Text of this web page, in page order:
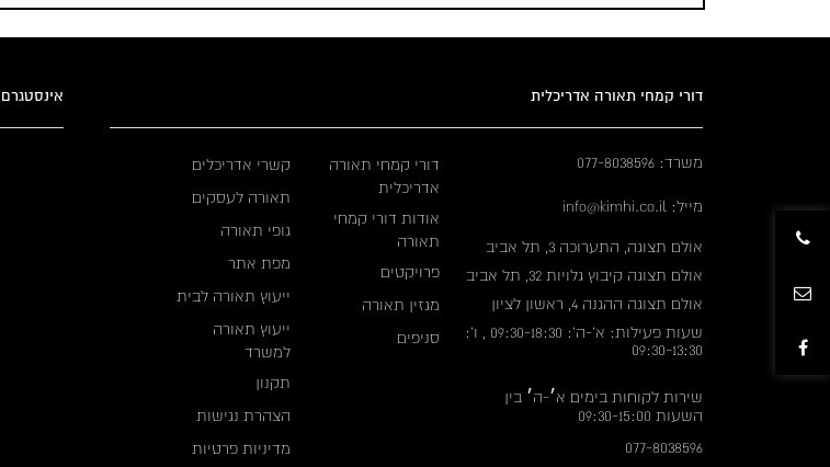
דורי קמחי תאורה אדריכלית
משרד: 077-8038596
מייל: info@kimhi.co.il
אולם תצוגה, התערוכה 3, תל אביב
אולם תצוגה קיבוץ גלויות 32, תל אביב
אולם תצוגה ההגנה 4, ראשון לציון
שעות פעילות: א'-ה': 09:30-18:30 , ו':
09:30-13:30
שירות לקוחות בימים א׳-ה׳ בין
השעות 09:30-15:00
077-8038596
דורי קמחי תאורה
אדריכלית
אודות דורי קמחי
תאורה
פרויקטים
מגזין תאורה
סניפים
קשרי אדריכלים
תאורה לעסקים
גופי תאורה
מפת אתר
ייעוץ תאורה לבית
ייעוץ תאורה
למשרד
תקנון
הצהרת נגישות
מדיניות פרטיות
אינסטגרם